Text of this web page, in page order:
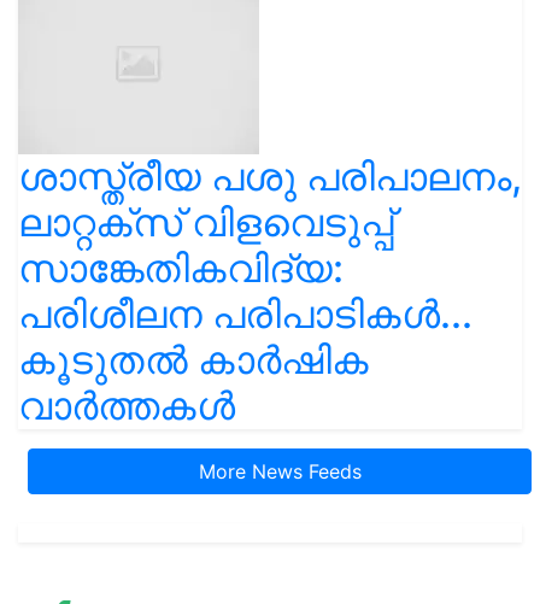
ശാസ്ത്രീയ പശു പരിപാലനം,
ലാറ്റക്സ് വിളവെടുപ്പ്
സാങ്കേതികവിദ്യ:
പരിശീലന പരിപാടികൾ...
കൂടുതൽ കാർഷിക
വാർത്തകൾ
More News Feeds